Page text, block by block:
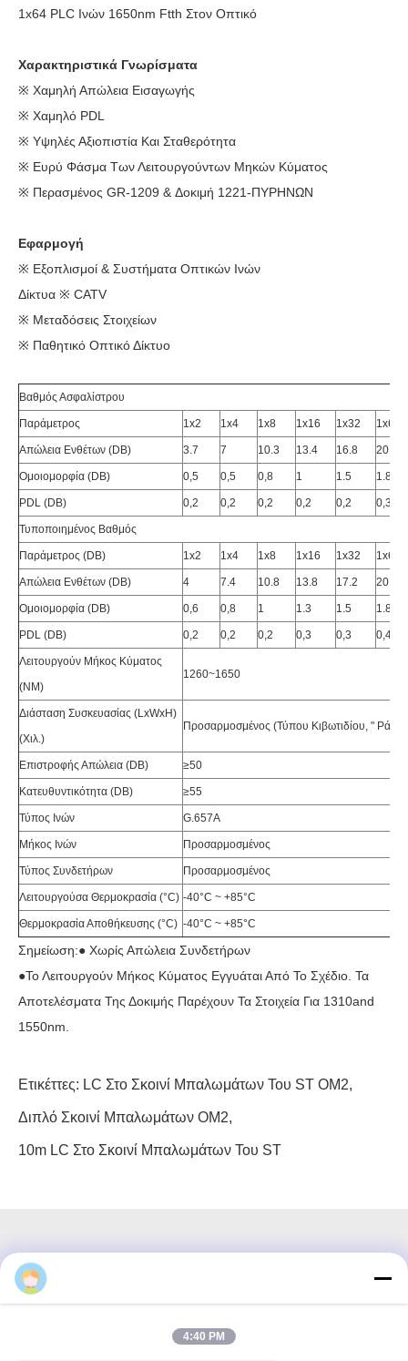
1x64 PLC Ινών 1650nm Ftth Στον Οπτικό
Χαρακτηριστικά Γνωρίσματα
※ Χαμηλή Απώλεια Εισαγωγής
※ Χαμηλό PDL
※ Υψηλές Αξιοπιστία Και Σταθερότητα
※ Ευρύ Φάσμα Των Λειτουργούντων Μηκών Κύματος
※ Περασμένος GR-1209 & Δοκιμή 1221-ΠΥΡΗΝΩΝ
Εφαρμογή
※ Εξοπλισμοί & Συστήματα Οπτικών Ινών
Δίκτυα ※ CATV
※ Μεταδόσεις Στοιχείων
※ Παθητικό Οπτικό Δίκτυο
Βαθμός Ασφαλίστρου
Παράμετρος 1x2 1x4 1x8 1x16 1x32 1x64
Απώλεια Ενθέτων (DB) 3.7 7 10.3 13.4 16.8 20
Ομοιομορφία (DB) 0,5 0,5 0,8 1 1.5 1.8
PDL (DB) 0,2 0,2 0,2 0,2 0,2 0,3
Τυποποιημένος Βαθμός
Παράμετρος (DB) 1x2 1x4 1x8 1x16 1x32 1x64
Απώλεια Ενθέτων (DB) 4 7.4 10.8 13.8 17.2 20.4
Ομοιομορφία (DB) 0,6 0,8 1 1.3 1.5 1.8
PDL (DB) 0,2 0,2 0,2 0,3 0,3 0,4
Λειτουργούν Μήκος Κύματος
(NM)
1260~1650
Διάσταση Συσκευασίας (LxWxH)
(χιλ.)
Προσαρμοσμένος (τύπου Κιβωτιδίου, "
Επιστροφής Απώλεια (DB) ≥50
Κατευθυντικότητα (DB) ≥55
Τύπος Ινών G.657A
Μήκος Ινών Προσαρμοσμένος
Τύπος Συνδετήρων Προσαρμοσμένος
Λειτουργούσα Θερμοκρασία (°C) -40°C ~ +85°C
Θερμοκρασία Αποθήκευσης (°C) -40°C ~ +85°C
Σημείωση:● Χωρίς Απώλεια Συνδετήρων
●το Λειτουργούν Μήκος Κύματος Εγγυάται Από Το Σχέδιο. Τα
Αποτελέσματα Της Δοκιμής Παρέχουν Τα Στοιχεία Για 1310and
1550nm.
Ετικέττες: LC Στο Σκοινί Μπαλωμάτων Του ST OM2,
Διπλό Σκοινί Μπαλωμάτων OM2,
10m LC Στο Σκοινί Μπαλωμάτων Του ST
3F, τετράγωνο #7, GS Park, Wuhe Blvd, Guanlan Longhua,
Ηλεκτρονικό ταχυδρομείο: fanny@opticking.com
4:40 PM